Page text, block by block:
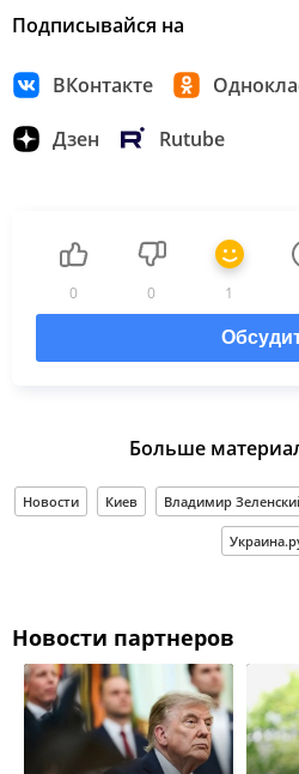
Подписывайся на
ВКонтакте
Дзен Rutube
0 0 1
Больше
Новости Киев Владимир
Новости партнеров